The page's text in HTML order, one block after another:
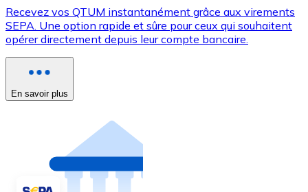
Recevez vos QTUM instantanément grâce aux virements
SEPA. Une option rapide et sûre pour ceux qui souhaitent
opérer directement depuis leur compte bancaire.
En savoir plus